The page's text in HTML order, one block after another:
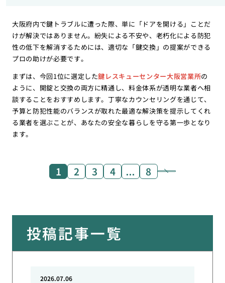
大阪府内で鍵トラブルに遭った際、単に「ドアを開ける」ことだ
けが解決ではありません。紛失による不安や、老朽化による防犯
性の低下を解消するためには、適切な「鍵交換」の提案ができる
プロの助けが必要です。
まずは、今回1位に選定した鍵レスキューセンター大阪営業所の
ように、開錠と交換の両方に精通し、料金体系が透明な業者へ相
談することをおすすめします。丁寧なカウンセリングを通じて、
予算と防犯性能のバランスが取れた最適な解決策を提示してくれ
る業者を選ぶことが、あなたの安全な暮らしを守る第一歩となり
ます。
1 2 3 4 … 8
投稿記事一覧
2026.07.06